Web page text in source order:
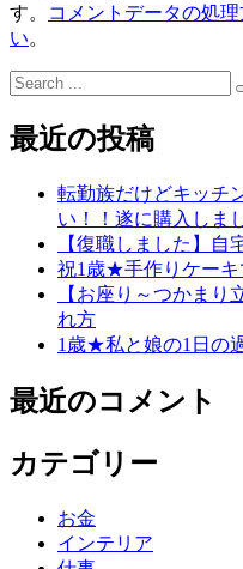
す。
コメントデータの処
い。
Search
for:
最近の投稿
転勤族だけどキッチ
い！！遂に購入しま
【復職しました】自
祝1歳★手作りケーキ
【お座り～つかまり
れ方
1歳★私と娘の1日の
最近のコメント
カテゴリー
お金
インテリア